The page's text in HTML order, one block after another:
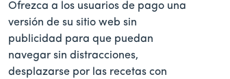
Ofrezca a los usuarios de pago una
versión de su sitio web sin
publicidad para que puedan
navegar sin distracciones,
desplazarse por las recetas con